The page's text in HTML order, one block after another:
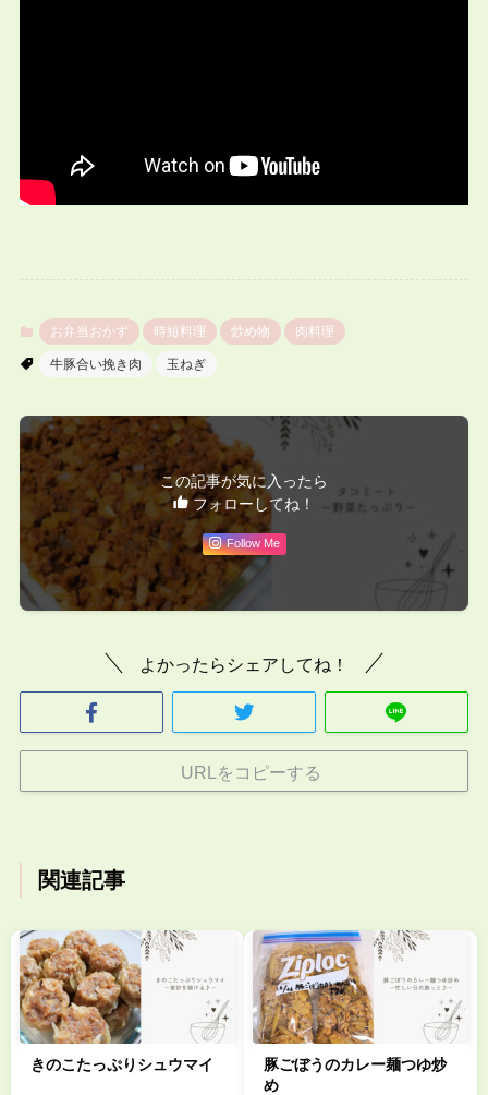
お弁当おかず 時短料理 炒め物 肉料理
牛豚合い挽き肉 玉ねぎ
この記事が気に入ったら
フォローしてね！
Follow Me
よかったらシェアしてね！
URLをコピーする
関連記事
きのこたっぷりシュウマイ
豚ごぼうのカレー麺つゆ炒
め